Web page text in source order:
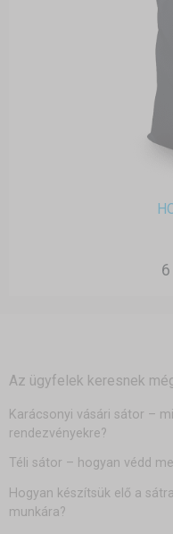
Az ügyfelek keresnek
Karácsonyi vásári sátor –
rendezvényekre?
Téli sátor – hogyan védd
Hogyan készítsük elő a
munkára?